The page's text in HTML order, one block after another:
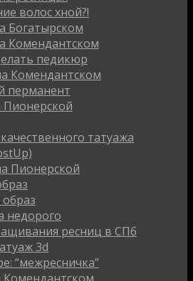
волос хной?!
Богатырском
Комендантском
педикюр
Комендантском
перманент
Пионерской
татуажа
Пионерской
недорого
ресниц в СПб
3d
“межресничка”